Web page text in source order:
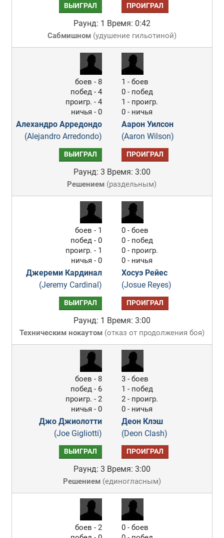
ВЫИГРАЛ ПРОИГРАЛ
Раунд: 1 Время: 0:42
Сабмишном(удушение гильотиной)
боев - 8
побед - 4
проигр. - 4
ничья - 0
Алехандро Арредондо
(Alejandro Arredondo)
1 - боев
0 - побед
1 - проигр.
0 - ничья
Аарон Уилсон
(Aaron Wilson)
ВЫИГРАЛ ПРОИГРАЛ
Раунд: 3 Время: 3:00
Решением (раздельным)
боев - 1
побед - 0
проигр. - 1
ничья - 0
Джереми Кардинал
(Jeremy Cardinal)
0 - боев
0 - побед
0 - проигр.
0 - ничья
Хосуэ Рейес
(Josue Reyes)
ВЫИГРАЛ ПРОИГРАЛ
Раунд: 1 Время: 3:00
Техническим нокаутом(отказ от продолжения боя)
боев - 8
побед - 6
проигр. - 2
ничья - 0
Джо Джиолотти
(Joe Gigliotti)
3 - боев
1 - побед
2 - проигр.
0 - ничья
Деон Клэш
(Deon Clash)
ВЫИГРАЛ ПРОИГРАЛ
Раунд: 3 Время: 3:00
Решением(единогласным)
боев - 2
0 - боев